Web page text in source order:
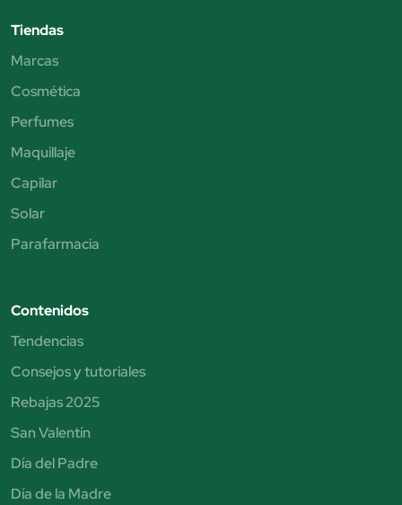
Tiendas
Marcas
Cosmética
Perfumes
Maquillaje
Capilar
Solar
Parafarmacia
Contenidos
Tendencias
Consejos y tutoriales
Rebajas 2025
San Valentín
Día del Padre
Día de la Madre